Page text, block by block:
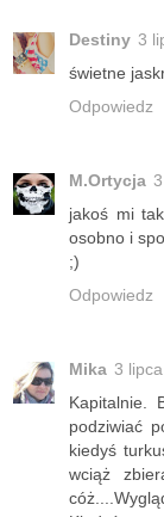
Destiny 3
świetne
Odpowiedz
M.Ortycja
jakoś mi
osobno i
;)
Odpowiedz
Mika 3
Kapitalnie.
podziwiać
kiedyś
wciąż